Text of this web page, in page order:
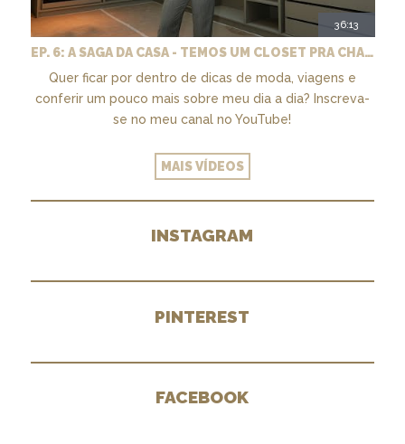
36:13
EP. 6: A SAGA DA CASA - TEMOS UM CLOSET PRA CHAMAR DE NOSSO + MARCENARIA E PAISAGISMO
Quer ficar por dentro de dicas de moda, viagens e
conferir um pouco mais sobre meu dia a dia? Inscreva-
se no meu canal no YouTube!
MAIS VÍDEOS
INSTAGRAM
PINTEREST
FACEBOOK